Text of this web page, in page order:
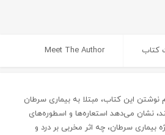
کتاب Meet The Author
این کتاب، مبتلا به بیماری سرطان
نشان می‌دهد استعاره‌ها و اسطوره‌های
بیماری سرطان، چه اثر مخربی بر درد و